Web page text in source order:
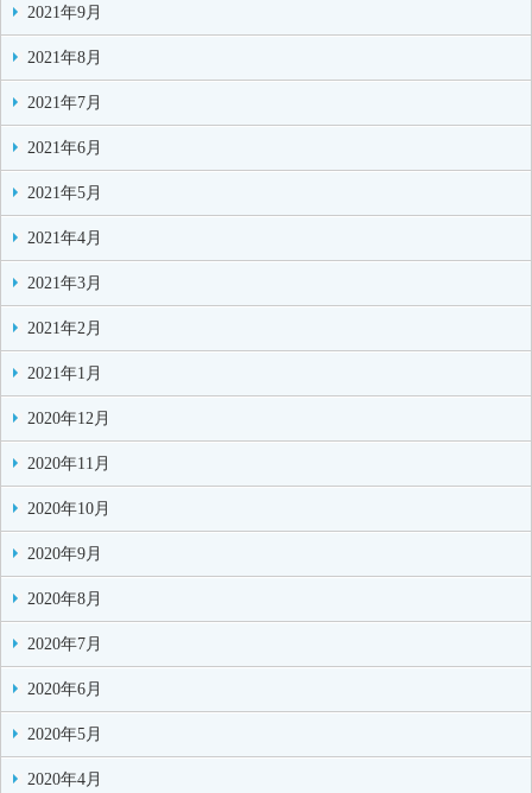
2021年9月
2021年8月
2021年7月
2021年6月
2021年5月
2021年4月
2021年3月
2021年2月
2021年1月
2020年12月
2020年11月
2020年10月
2020年9月
2020年8月
2020年7月
2020年6月
2020年5月
2020年4月